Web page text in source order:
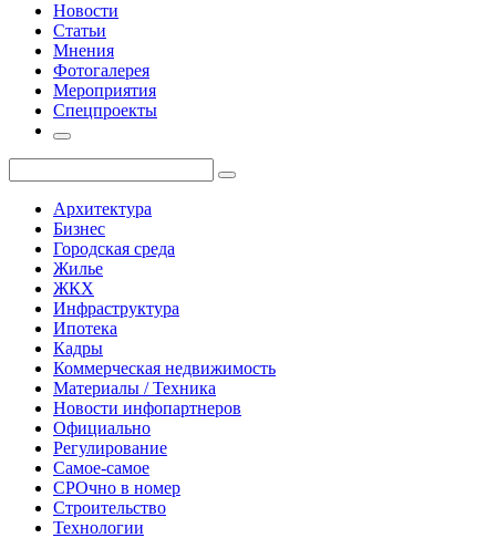
Новости
Статьи
Мнения
Фотогалерея
Мероприятия
Спецпроекты
Архитектура
Бизнес
Городская среда
Жилье
ЖКХ
Инфраструктура
Ипотека
Кадры
Коммерческая недвижимость
Материалы / Техника
Новости инфопартнеров
Официально
Регулирование
Самое-самое
СРОчно в номер
Строительство
Технологии